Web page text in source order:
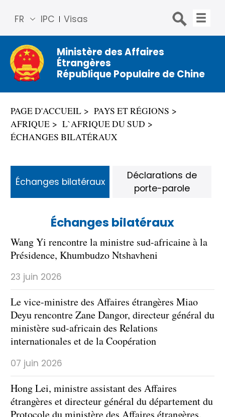
IPC Visas
FR
简体
中文
Engli
sh
Русс
Espa
ñol
Ministère des Affaires
Étrangères
République Populaire de Chine
PAGE D'ACCUEIL
PAYS ET RÉGIONS
AFRIQUE
L`AFRIQUE DU SUD
ÉCHANGES BILATÉRAUX
Échanges bilatéraux
Wang Yi rencontre la ministre sud-africaine à la
Présidence, Khumbudzo Ntshavheni
23 juin 2026
Le vice-ministre des Affaires étrangères Miao
Deyu rencontre Zane Dangor, directeur général du
ministère sud-africain des Relations
internationales et de la Coopération
07 juin 2026
Hong Lei, ministre assistant des Affaires
étrangères et directeur général du département du
Échanges bilatéraux
Déclarations de
porte-parole